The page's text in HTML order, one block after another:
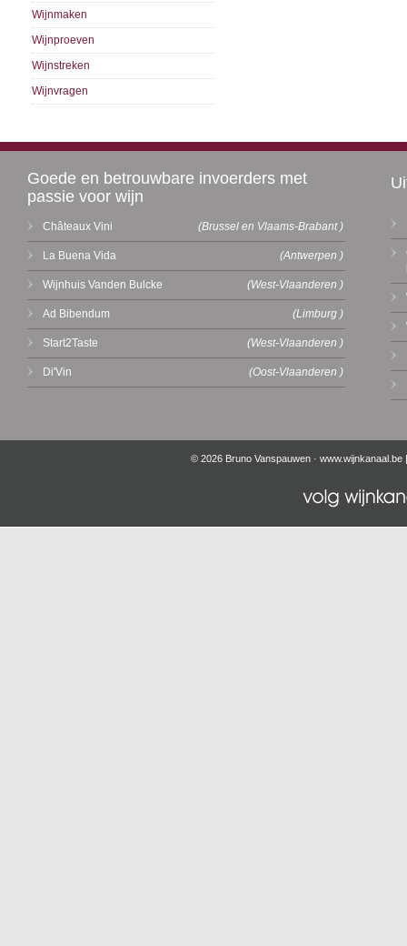
Wijnmaken
Wijnproeven
Wijnstreken
Wijnvragen
Goede en betrouwbare invoerders met
passie voor wijn
Châteaux Vini (Brussel en Vlaams-Brabant )
La Buena Vida (Antwerpen )
Wijnhuis Vanden Bulcke (West-Vlaanderen )
Ad Bibendum (Limburg )
Start2Taste (West-Vlaanderen )
Di'Vin (Oost-Vlaanderen )
© 2026 Bruno Vanspauwen · www.wijnkanaal.be